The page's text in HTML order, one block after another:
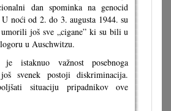
dan spominka na genocid
noći od 2. do 3. augusta 1944. su
još sve „cigane” ki su bili u
u Auschwitzu.
istaknuo važnost posebnoga
svenek postoji diskriminacija.
situaciju pripadnikov ove